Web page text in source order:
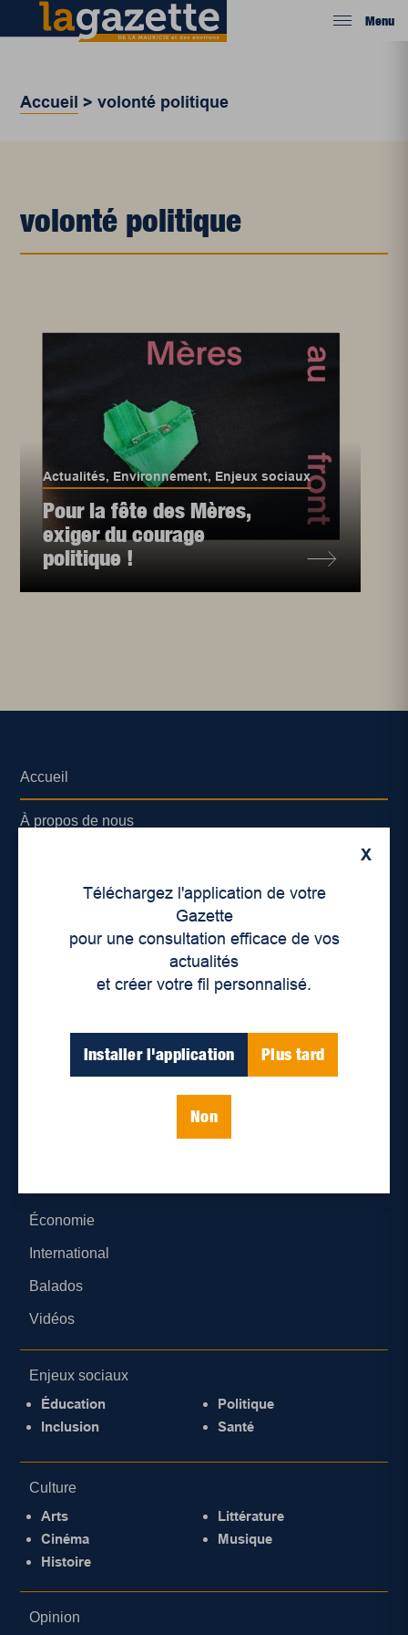
Menu
Accueil >volonté politique
volonté politique
Actualités, Environnement, Enjeux sociaux
Pour la fête des Mères,
exiger du courage
politique !
X
Téléchargez l'application de votre
Gazette
pour une consultation efficace de vos
actualités
et créer votre fil personnalisé.
Installer l'application Plus tard
Non
Accueil
À propos de nous
Lieux de distribution
Économie
International
Balados
Vidéos
Enjeux sociaux
Éducation
Inclusion
Politique
Santé
Culture
Arts
Cinéma
Histoire
Littérature
Musique
Opinion